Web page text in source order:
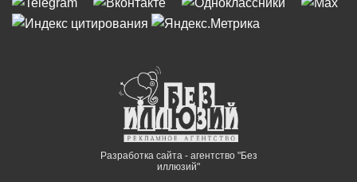
Разработка сайта - агентство "Без
иллюзий"